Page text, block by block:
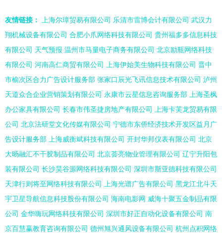
友情链接： 上海尔璋贸易有限公司 乐清市雷博会计有限公司 武汉力
翔机械设备有限公司 合肥小爪网络科技有限公司 贵州福多多信息科技
有限公司 天气预报 温州市马量电子商务有限公司 北京励瓶网络科技
有限公司 河南高仁商贸有限公司 上海伊始美生物科技有限公司 晋中
市榆次区合力广告设计服务部 张家口辰光飞讯信息技术有限公司 泸州
天道众合企业营销策划有限公司 永康市云星信息咨询服务部
上海圣枫
办公家具有限公司 长春市伟圣捷房地产有限公司
上海卡芙龙贸易有限
公司 北京法研堂文化传媒有限公司 宁德市东侨经济技术开发区益月广
告设计服务部
上海威衡斌科技有限公司 开封华邦仪表有限公司 北京
大旸融汇不干胶制品有限公司 北京荟亮物业管理有限公司 辽宁升阳包
装有限公司 长沙昊谷源网络科技有限公司 深圳市斯亚德科技有限公司
天津行则将至网络科技有限公司
上海光谱广告有限公司 黑龙江北斗天
宇卫星导航信息科技股份有限公司 海南电影网 威海十聚五金制品有限
公司 金华嗨玩网络科技有限公司 深圳市好正自动化设备有限公司 南
京百慧赢教育咨询有限公司 德州旭兴通风设备有限公司 杭州点积网络